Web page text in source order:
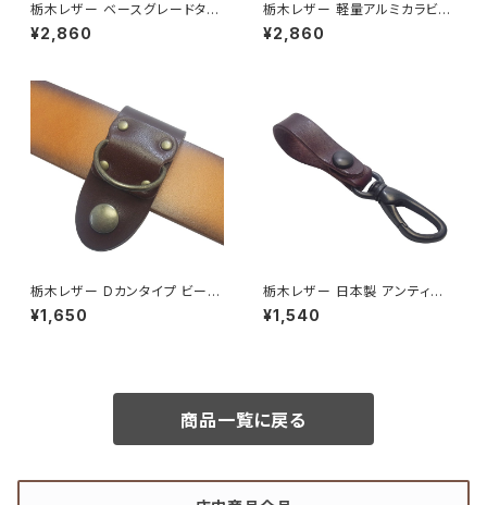
栃木レザー ベースグレードタイ
プ 幅広デザイン 2リング×2リー
ルキー シルバーカラー ベルトル
¥2,860
栃木レザー 軽量アルミカラビナ
Dカン付き コイルコード 二重リ
ング ベルトループキーホルダー
¥2,860
栃木レザー Dカンタイプ ビート
ルタイプ ベルトループキーホル
ダー highstyle ハイスタイル h
¥1,650
栃木レザー 日本製 アンティー
クブラックカラビナ ベルトループ
キーホルダー highstyle ハイ
¥1,540
商品一覧に戻る